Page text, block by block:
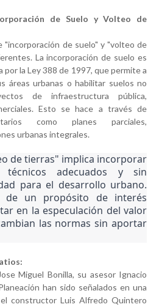
de Suelo y Volteo de
"incorporación de suelo" y "volteo de
La incorporación de suelo es
por la Ley 388 de 1997, que permite a
áreas urbanas o habilitar suelos no
de infraestructura pública,
Esto se hace a través de
como planes parciales,
urbanas integrales.
de tierras" implica incorporar
adecuados y sin
para el desarrollo urbano.
de un propósito de interés
en la especulación del valor
las normas sin aportar
Miguel Bonilla, su asesor Ignacio
han sido señalados en una
constructor Luis Alfredo Quintero